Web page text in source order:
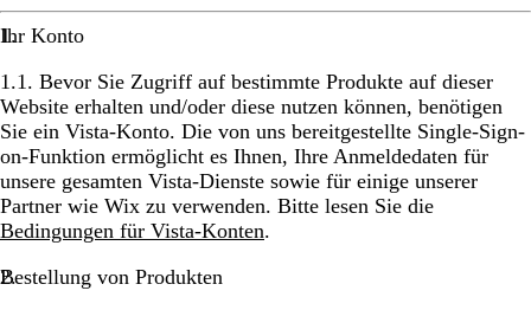
Ihr Konto
1.1. Bevor Sie Zugriff auf bestimmte Produkte auf dieser
Website erhalten und/oder diese nutzen können, benötigen
Sie ein Vista-Konto. Die von uns bereitgestellte Single-Sign-
on-Funktion ermöglicht es Ihnen, Ihre Anmeldedaten für
unsere gesamten Vista-Dienste sowie für einige unserer
Partner wie Wix zu verwenden. Bitte lesen Sie die
Bedingungen für Vista-Konten.
Bestellung von Produkten